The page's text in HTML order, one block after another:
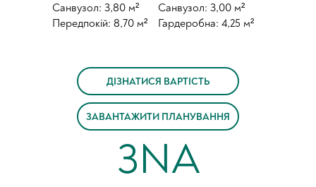
Санвузол: 3,80 м²
Передпокій: 8,70 м²
Санвузол: 3,00 м²
Гардеробна: 4,25 м²
3NA
ДІЗНАТИСЯ ВАРТІСТЬ
ЗАВАНТАЖИТИ ПЛАНУВАННЯ